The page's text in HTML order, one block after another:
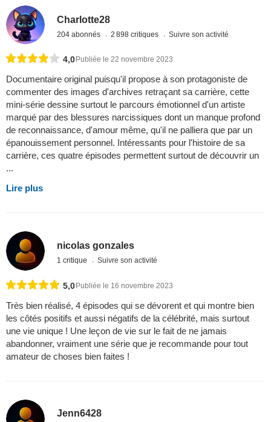
Charlotte28
204 abonnés 2 898 critiques Suivre son activité
4,0 Publiée le 22 novembre 2023
Documentaire original puisqu'il propose à son protagoniste de
commenter des images d'archives retraçant sa carrière, cette
mini-série dessine surtout le parcours émotionnel d'un artiste
marqué par des blessures narcissiques dont un manque profond
de reconnaissance, d'amour même, qu'il ne palliera que par un
épanouissement personnel. Intéressants pour l'histoire de sa
carrière, ces quatre épisodes permettent surtout de découvrir un
...
Lire plus
nicolas gonzales
1 critique Suivre son activité
5,0Publiée le 16 novembre 2023
Très bien réalisé, 4 épisodes qui se dévorent et qui montre bien
les côtés positifs et aussi négatifs de la célébrité, mais surtout
une vie unique ! Une leçon de vie sur le fait de ne jamais
abandonner, vraiment une série que je recommande pour tout
amateur de choses bien faites !
Jenn6428